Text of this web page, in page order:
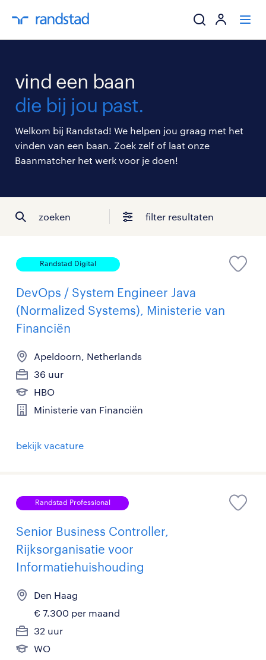
mijn carrière
over randstad
vind een baan
die bij jou past.
Welkom bij Randstad! We helpen jou graag met het
vinden van een baan. Zoek zelf of laat onze
Baanmatcher het werk voor je doen!
zoeken filter resultaten
Randstad Digital
DevOps / System Engineer Java
(Normalized Systems), Ministerie van
Financiën
Apeldoorn, Netherlands
36 uur
HBO
Ministerie van Financiën
bekijk vacature
Randstad Professional
Senior Business Controller,
Rijksorganisatie voor
Informatiehuishouding
Den Haag
€ 7.300 per maand
32 uur
WO